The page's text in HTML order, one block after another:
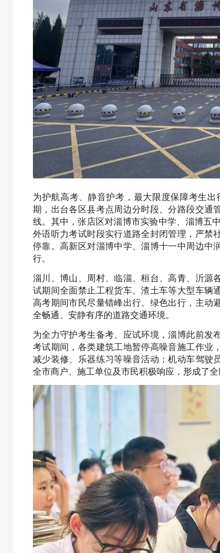
为护航高考、静音护考，最大限度保障考生
期，出台各区县考点周边分时段、分路段交通
线。其中，张店区对淄博市实验中学、淄博五
外语听力考试时段实行道路全封闭管理，严禁
停靠。高新区对淄博中学、淄博十一中周边中
行。
淄川、博山、周村、临淄、桓台、高青、沂源
试期间全面禁止工程货车、渣土车等大型车辆
高考期间市民尽量错峰出行、绿色出行，主动
全畅通、安静有序的道路交通环境。
为全力守护考生备考、应试环境，淄博此前发
考试期间，各类建筑工地暂停高噪音施工作业
减少装修、乐器练习等噪音活动；机动车驾驶
全市商户、施工单位及市民积极响应，形成了